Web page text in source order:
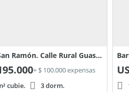
Barrio San Ramón. Calle Rural Guastavino 100, Pilar del Este, Zelaya al 100
+ $ 100.000 expensas
cubie.
3 dorm.